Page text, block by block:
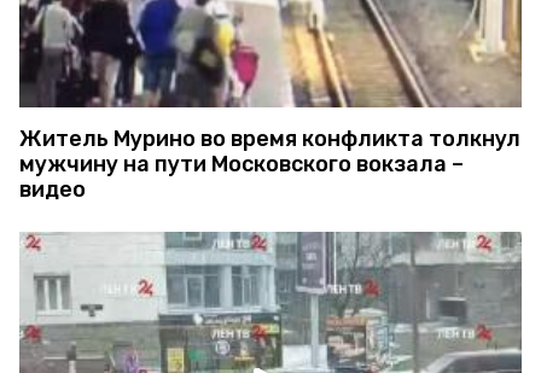
Житель Мурино во время конфликта толкнул
мужчину на пути Московского вокзала –
видео